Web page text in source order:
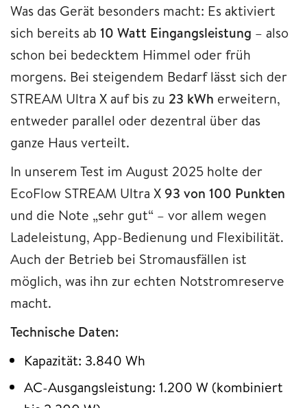
Was das Gerät besonders macht: Es aktiviert
sich bereits ab 10 Watt Eingangsleistung – also
schon bei bedecktem Himmel oder früh
morgens. Bei steigendem Bedarf lässt sich der
STREAM Ultra X auf bis zu 23 kWh erweitern,
entweder parallel oder dezentral über das
ganze Haus verteilt.
In unserem Test im August 2025 holte der
EcoFlow STREAM Ultra X 93 von 100 Punkten
und die Note „sehr gut“ – vor allem wegen
Ladeleistung, App-Bedienung und Flexibilität.
Auch der Betrieb bei Stromausfällen ist
möglich, was ihn zur echten Notstromreserve
macht.
Technische Daten:
Kapazität: 3.840 Wh
AC-Ausgangsleistung: 1.200 W (kombiniert